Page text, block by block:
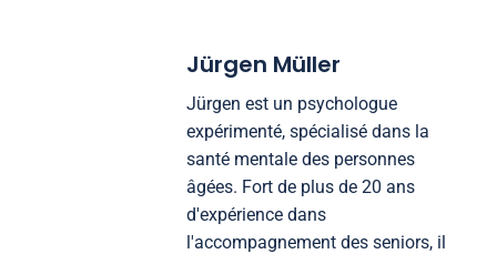
Jürgen Müller
Jürgen est un psychologue
expérimenté, spécialisé dans la
santé mentale des personnes
âgées. Fort de plus de 20 ans
d'expérience dans
l'accompagnement des seniors, il